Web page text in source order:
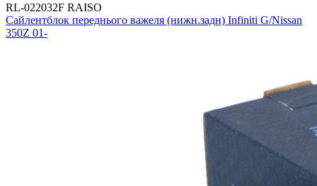
RL-022032F RAISO
Сайлентблок переднього важеля (нижн.задн) Infiniti G/Nissan
350Z 01-